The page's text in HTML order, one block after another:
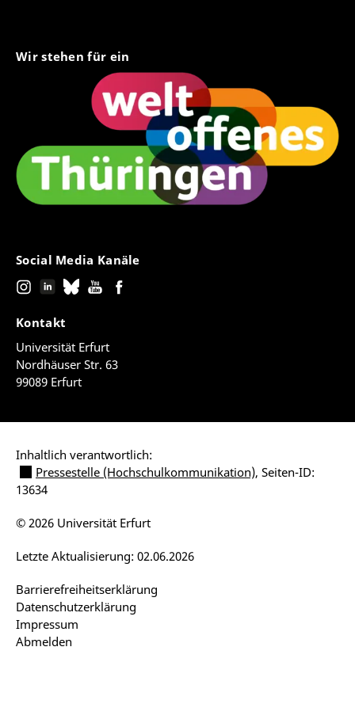
Wir stehen für ein
Social Media Kanäle
Kontakt
Universität Erfurt
Nordhäuser Str. 63
99089 Erfurt
Inhaltlich verantwortlich:
Pressestelle (Hochschulkommunikation), Seiten-ID:
13634
Barrierefreiheitserklärung
Datenschutzerklärung
Impressum
Abmelden
Letzte Aktualisierung: 02.06.2026
© 2026 Universität Erfurt